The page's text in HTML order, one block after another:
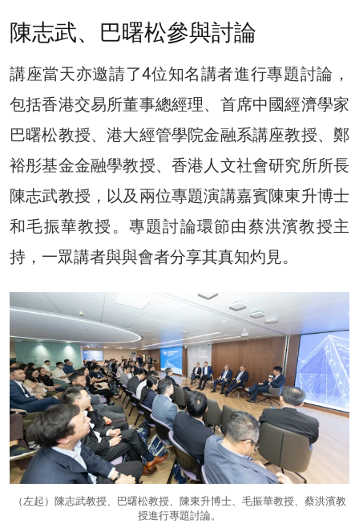
陳志武、巴曙松參與討論
講座當天亦邀請了4位知名講者進行專題討論，
包括香港交易所董事總經理、首席中國經濟學家
巴曙松教授、港大經管學院金融系講座教授、鄭
裕彤基金金融學教授、香港人文社會研究所所長
陳志武教授，以及兩位專題演講嘉賓陳東升博士
和毛振華教授。專題討論環節由蔡洪濱教授主
持，一眾講者與與會者分享其真知灼見。
（左起）陳志武教授、巴曙松教授、陳東升博士、毛振華教授、蔡洪濱教
授進行專題討論。